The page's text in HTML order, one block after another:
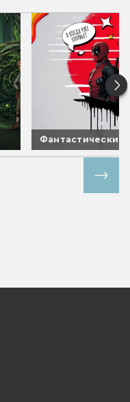
Фантастические